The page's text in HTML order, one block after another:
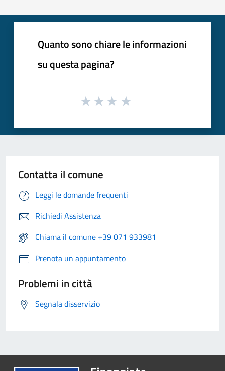
Quanto sono chiare le informazioni
su questa pagina?
Contatta il comune
Leggi le domande frequenti
Richiedi Assistenza
Chiama il comune +39 071 933981
Prenota un appuntamento
Problemi in città
Segnala disservizio